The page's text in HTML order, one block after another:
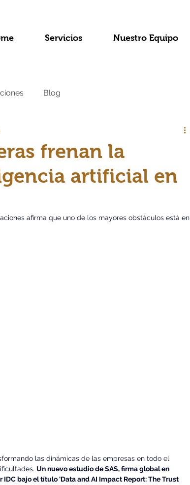
Servicios Nuestro Equipo
Blog
frenan la
artificial en
afirma que uno de los mayores obstáculos está en
las dinámicas de las empresas en todo el
Un nuevo estudio de SAS, firma global en
bajo el título ‘Data and AI Impact Report: The Trust